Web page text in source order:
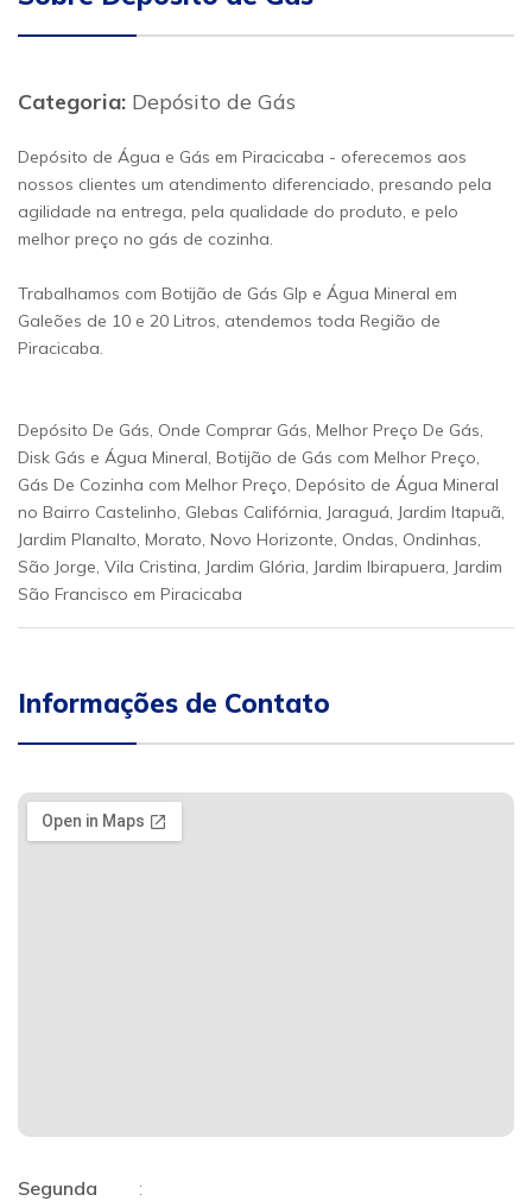
Categoria: Depósito de Gás
Depósito de Água e Gás em Piracicaba - oferecemos aos
nossos clientes um atendimento diferenciado, presando pela
agilidade na entrega, pela qualidade do produto, e pelo
melhor preço no gás de cozinha.
Trabalhamos com Botijão de Gás Glp e Água Mineral em
Galeões de 10 e 20 Litros, atendemos toda Região de
Piracicaba.
Depósito De Gás, Onde Comprar Gás, Melhor Preço De Gás,
Disk Gás e Água Mineral, Botijão de Gás com Melhor Preço,
Gás De Cozinha com Melhor Preço, Depósito de Água Mineral
no Bairro Castelinho, Glebas Califórnia, Jaraguá, Jardim Itapuã,
Jardim Planalto, Morato, Novo Horizonte, Ondas, Ondinhas,
São Jorge, Vila Cristina, Jardim Glória, Jardim Ibirapuera, Jardim
São Francisco em Piracicaba
Informações de Contato
Segunda
: